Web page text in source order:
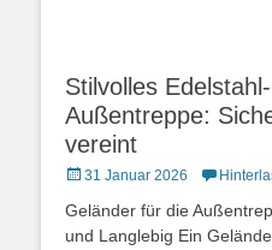
Stilvolles
Außentreppe:
vereint
Posted
31 Januar 2026
Geländer für die
und Langlebig Ein